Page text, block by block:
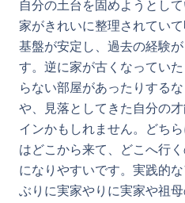
自分の土台を固めようとし
家がきれいに整理されてい
基盤が安定し、過去の経験
す。逆に家が古くなってい
らない部屋があったりする
や、見落としてきた自分の
インかもしれません。どち
はどこから来て、どこへ行
になりやすいです。実践的
ぶりに実家やりに実家や祖